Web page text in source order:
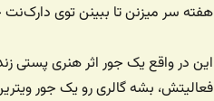
هفته سر میزنن تا ببینن توی